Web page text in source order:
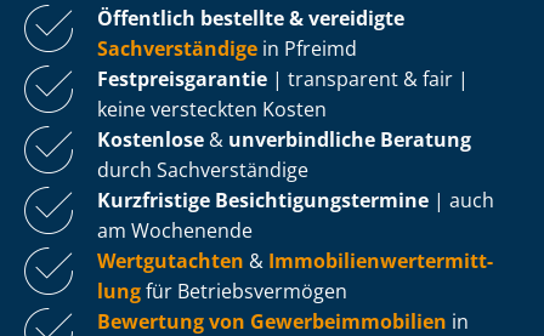
Öffentlich bestellte & vereidigte
Sachverständige in Pfreimd
Fest­preis­ga­ran­tie | transparent & fair |
keine versteckten Kosten
Kostenlose & unverbindliche Beratung
durch Sachverständige
Kurzfristige Be­sich­ti­gungs­ter­mi­ne | auch
am Wochenende
Wertgutachten & Im­mo­bi­li­en­wert­ermitt­
lungfür Be­triebs­ver­mö­gen
Bewertung von Ge­wer­be­im­mo­bi­li­en in